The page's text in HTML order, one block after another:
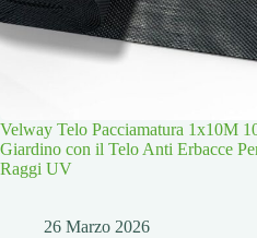
Velway Telo Pacciamatura 1x10M
Giardino con il Telo Anti Erbacce
Raggi UV
26 Marzo 2026